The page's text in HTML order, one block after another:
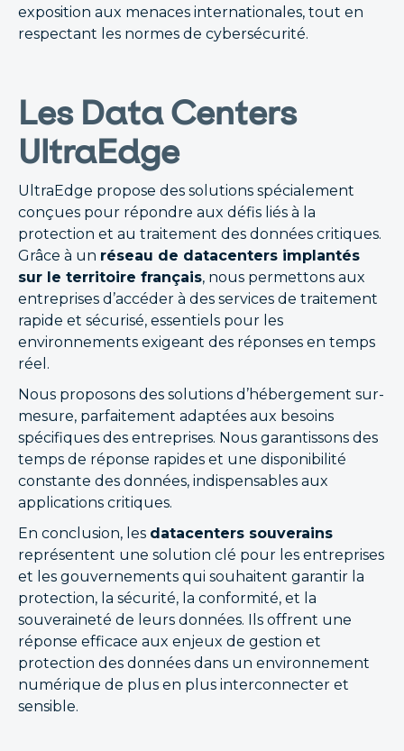
exposition aux menaces internationales, tout en
respectant les normes de cybersécurité.
Les Data Centers
UltraEdge
UltraEdge propose des solutions spécialement
conçues pour répondre aux défis liés à la
protection et au traitement des données critiques.
Grâce à un réseau de datacenters implantés
sur le territoire français, nous permettons aux
entreprises d’accéder à des services de traitement
rapide et sécurisé, essentiels pour les
environnements exigeant des réponses en temps
réel.
Nous proposons des solutions d’hébergement sur-
mesure, parfaitement adaptées aux besoins
spécifiques des entreprises. Nous garantissons des
temps de réponse rapides et une disponibilité
constante des données, indispensables aux
applications critiques.
En conclusion, les datacenters souverains
représentent une solution clé pour les entreprises
et les gouvernements qui souhaitent garantir la
protection, la sécurité, la conformité, et la
souveraineté de leurs données. Ils offrent une
réponse efficace aux enjeux de gestion et
protection des données dans un environnement
numérique de plus en plus interconnecter et
sensible.